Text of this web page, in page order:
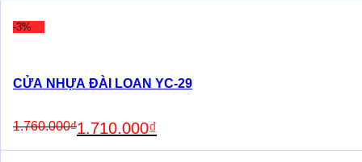
-3%
CỬA NHỰA ĐÀI LOAN YC-29
1.760.000₫
price
was:
1.710.000₫
price
is: